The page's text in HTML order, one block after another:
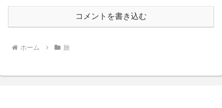
コメントを書き込む
ホーム 旅